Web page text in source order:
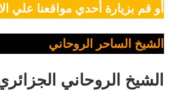
أو قم بزيارة أحدي مواقعنا علي
الشيخ الساحر الروحاني
الشيخ الروحاني